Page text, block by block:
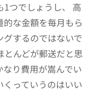
つでしょうし、 高
な金額を毎月もら
グするのではないで
とんどが郵送だと思
り費用が嵩んでい
っていうのはいい